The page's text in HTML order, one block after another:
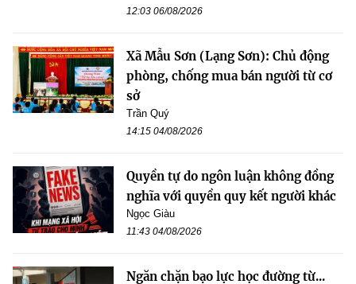
12:03 06/08/2026
Xã Mẫu Sơn (Lạng Sơn): Chủ động
phòng, chống mua bán người từ cơ
sở
Trần Quý
14:15 04/08/2026
Quyền tự do ngôn luận không đồng
nghĩa với quyền quy kết người khác
Ngọc Giàu
11:43 04/08/2026
Ngăn chặn bạo lực học đường từ...